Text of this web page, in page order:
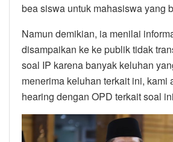
bea siswa untuk mahasiswa yang
Namun demikian, ia menilai
disampaikan ke ke publik tidak
soal IP karena banyak keluhan
menerima keluhan terkait ini, kami
hearing dengan OPD terkait soal